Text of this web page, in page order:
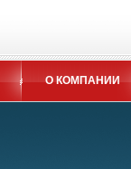
О КОМПАНИИ